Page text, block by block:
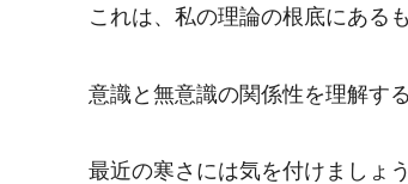
これは、私の理論の根底にある
意識と無意識の関係性を理解する
最近の寒さには気を付けましょ